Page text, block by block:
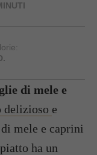
di mele e
delizioso e
mele e caprini
ha un